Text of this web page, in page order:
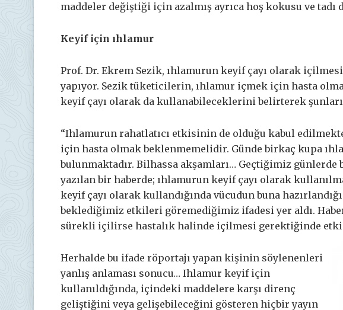
maddeler değiştiği için azalmış ayrıca hoş kokusu ve tadı
Keyif için ıhlamur
Prof. Dr. Ekrem Sezik, ıhlamurun keyif çayı olarak
yapıyor. Sezik tüketicilerin, ıhlamur içmek için hasta
keyif çayı olarak da kullanabileceklerini belirterek
“Ihlamurun rahatlatıcı etkisinin de olduğu kabul
için hasta olmak beklenmemelidir. Günde birkaç kupa
bulunmaktadır. Bilhassa akşamları… Geçtiğimiz günlerde
yazılan bir haberde; ıhlamurun keyif çayı olarak
keyif çayı olarak kullandığında vücudun buna
beklediğimiz etkileri göremediğimiz ifadesi yer aldı.
sürekli içilirse hastalık halinde içilmesi gerektiğinde
Herhalde bu ifade röportajı yapan kişinin söylenenleri
yanlış anlaması sonucu… Ihlamur keyif için
kullanıldığında, içindeki maddelere karşı direnç
geliştiğini veya gelişebileceğini gösteren hiçbir yayın